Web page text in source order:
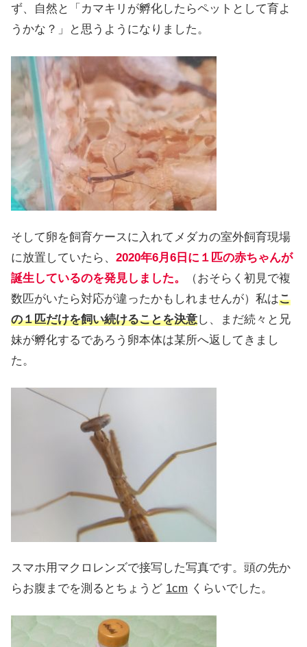
ず、自然と「カマキリが孵化したらペットとして育よ
うかな？」と思うようになりました。
そして卵を飼育ケースに入れてメダカの室外飼育現場
に放置していたら、 2020年6月6日に１匹の赤ちゃんが
誕生しているのを発見しました。
（おそらく初見で複
数匹がいたら対応が違ったかもしれませんが）私はこ
の１匹だけを飼い続けることを決意し、まだ続々と兄
妹が孵化するであろう卵本体は某所へ返してきまし
た。
スマホ用マクロレンズで接写した写真です。頭の先か
らお腹までを測るとちょうど 1cm くらいでした。